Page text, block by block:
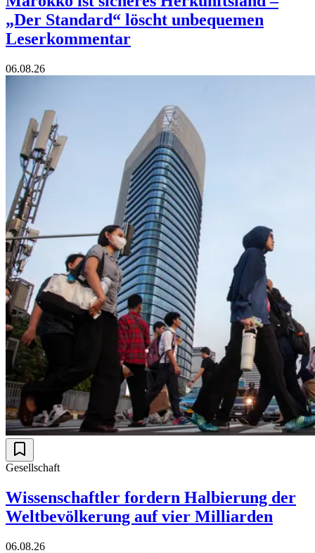
„Der Standard“ löscht unbequemen
Leserkommentar
06.08.26
Gesellschaft
Wissenschaftler fordern Halbierung der
Weltbevölkerung auf vier Milliarden
06.08.26